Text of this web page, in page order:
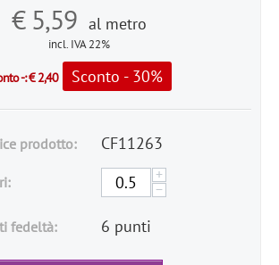
€ 5,59 al metro
incl. IVA 22%
-:€2,40 Sconto - 30%
prodotto: CF11263
+
−
fedeltà: 6 punti